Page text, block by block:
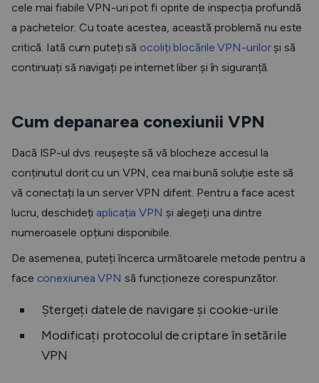
cele mai fiabile VPN-uri pot fi oprite de inspecția profundă
a pachetelor. Cu toate acestea, această problemă nu este
critică. Iată cum puteți să ocoliți blocările VPN-urilorși să
continuați să navigați pe internet liber și în siguranță.
Cum depanarea conexiunii VPN
Dacă ISP-ul dvs. reușește să vă blocheze accesul la
conținutul dorit cu un VPN, cea mai bună soluție este să
vă conectați la un server VPN diferit. Pentru a face acest
lucru, deschideți aplicația VPN și alegeți una dintre
numeroasele opțiuni disponibile.
De asemenea, puteți încerca următoarele metode pentru a
face conexiunea VPN să funcționeze corespunzător.
Ștergeți datele de navigare și cookie-urile
Modificați protocolul de criptare în setările
VPN